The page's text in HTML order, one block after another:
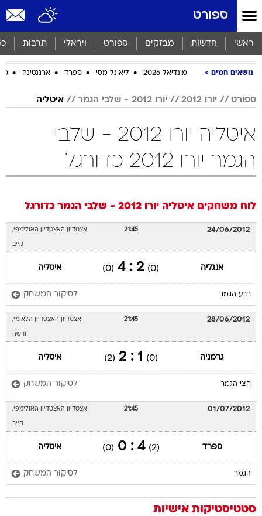
ספורט
ראשי חדשות מבזקים ספורט ויראלי תרבות
נושאים חמים מונדיאל 2026 ליאונל מסי ספרד ארגנטינה
ספורט יורו 2012 יורו 2012 - שלבי הגמר איטליה
איטליה יורו 2012 - שלבי
הגמר יורו 2012 כדורגל
לוח משחקים איטליה יורו 2012 - שלבי הגמר כדורגל
24/06/2012
21:45 אצטדיון האצטדיון האולימפי,
קייב
אנגליה (0)
2 : 4
(0) איטליה
רבע הגמר לסיקור המשחק
28/06/2012
21:45 אצטדיון האצטדיון הלאומי,
ורשה
גרמניה (0)
1 : 2
(2) איטליה
חצי הגמר לסיקור המשחק
01/07/2012
21:45 אצטדיון האצטדיון האולימפי,
קייב
ספרד (2)
4 : 0
(0) איטליה
הגמר לסיקור המשחק
סטטיסטיקות אישיות